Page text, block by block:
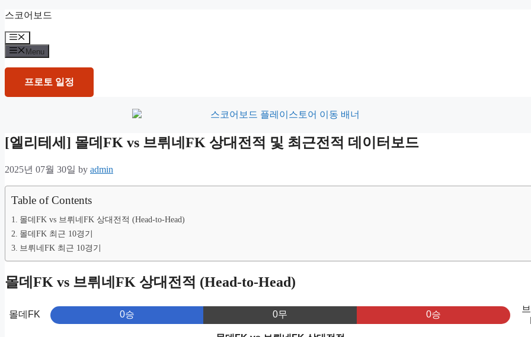
Skip
content
스코어보드
Menu
Menu
프로토 일정
[엘리테세] 몰데FK vs 브뤼네FK 상대전적 및 최근전적 데이터보드
2025년 07월 30일 by admin
Table of Contents
몰데FK vs 브뤼네FK 상대전적 (Head-to-Head)
몰데FK 최근 10경기
브뤼네FK 최근 10경기
몰데FK vs 브뤼네FK 상대전적 (Head-to-Head)
몰데FK 0승 0무 0승